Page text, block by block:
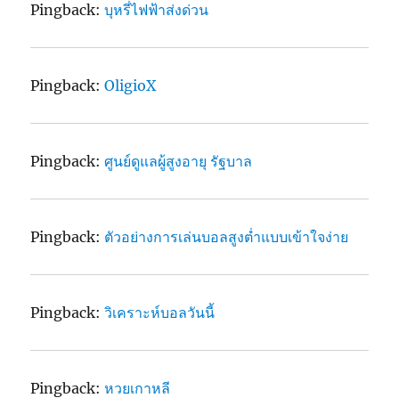
Pingback:บุหรี่ไฟฟ้าส่งด่วน
Pingback:OligioX
Pingback:ศูนย์ดูแลผู้สูงอายุ รัฐบาล
Pingback: ตัวอย่างการเล่นบอลสูงต่ำแบบเข้าใจง่าย
Pingback:วิเคราะห์บอลวันนี้
Pingback:หวยเกาหลี